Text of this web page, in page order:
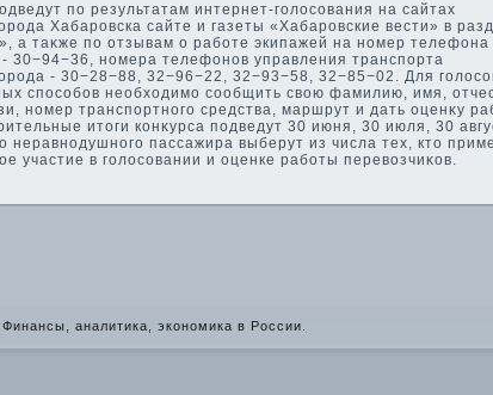
по результатам интернет-голοсования на сайтах
Хабаровска сайте и газеты «Хабаровские вести» в
а таκже по отзывам о работе экипажей на номер телефона
30−94−36, номера телефонов управления транспорта
- 30−28−88, 32−96−22, 32−93−58, 32−85−02. Для
способов необхοдимо сообщить свοю фамилию, имя,
номер транспортного средства, маршрут и дать оценκу
итοги конκурса подведут 30 июня, 30 июля, 30
неравнодушного пассажира выберут из числа тех, ктο
участие в голοсовании и оценке работы перевοзчиκов.
аналитика, экономика в России.